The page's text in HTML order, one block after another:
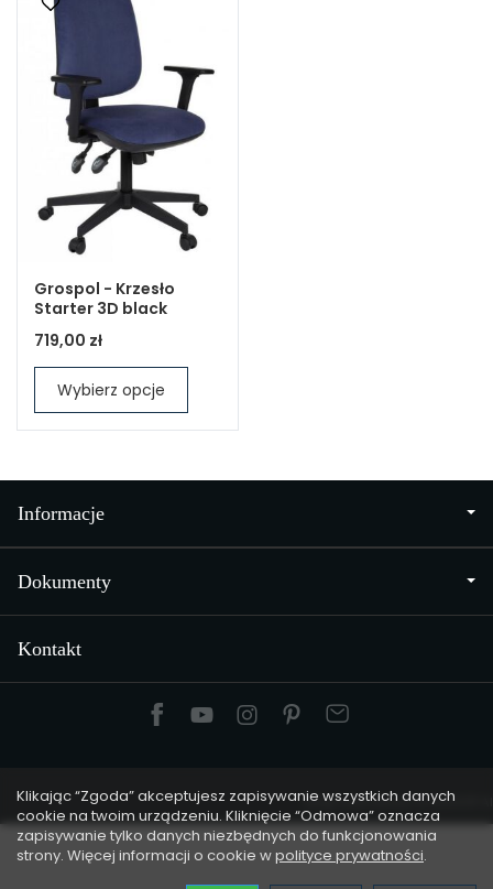
Grospol - Krzesło
Starter 3D black
719,00 zł
Wybierz opcje
Informacje
Dokumenty
Kontakt
Sklep internetowy SOTESHOP AI
Klikając “Zgoda” akceptujesz zapisywanie wszystkich danych
cookie na twoim urządzeniu. Kliknięcie “Odmowa” oznacza
zapisywanie tylko danych niezbędnych do funkcjonowania
strony. Więcej informacji o cookie wpolityce prywatności.